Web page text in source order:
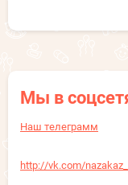
Мы в
Наш телеграмм
http://vk.com/